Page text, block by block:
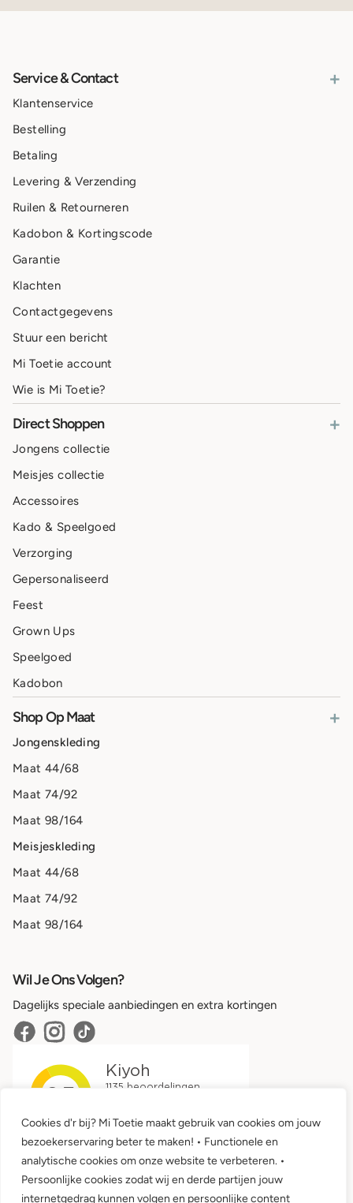
Cookies d'r bij? Mi Toetie maakt gebruik van cookies om jouw
bezoekerservaring beter te maken! • Functionele en
analytische cookies om onze website te verbeteren. •
Persoonlijke cookies zodat wij en derde partijen jouw
internetgedrag kunnen volgen en persoonlijke content
Service & Contact +
Klantenservice
Bestelling
Betaling
Levering & Verzending
Ruilen & Retourneren
Kadobon & Kortingscode
Garantie
Klachten
Contactgegevens
Stuur een bericht
Mi Toetie account
Wie is Mi Toetie?
Direct Shoppen +
Jongens collectie
Meisjes collectie
Accessoires
Kado & Speelgoed
Verzorging
Gepersonaliseerd
Feest
Grown Ups
Speelgoed
Kadobon
Shop Op Maat +
Jongenskleding
Maat 44/68
Maat 74/92
Maat 98/164
Meisjeskleding
Maat 44/68
Maat 74/92
Maat 98/164
Wil Je Ons Volgen?
Dagelijks speciale aanbiedingen en extra kortingen